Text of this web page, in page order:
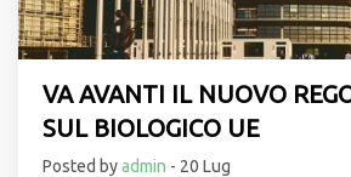
VA AVANTI IL NUOVO
SUL BIOLOGICO UE
Posted byadmin - 20 Lug